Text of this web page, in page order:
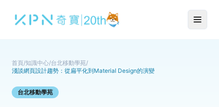
首頁/知識中心/台北移動學苑/
淺談網頁設計趨勢：從扁平化到Material Design的演變
台北移動學苑